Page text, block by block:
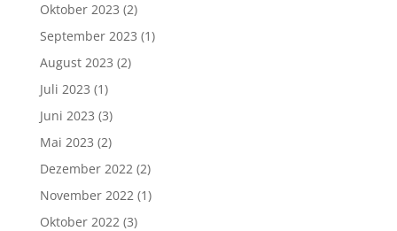
Oktober 2023 (2)
September 2023 (1)
August 2023 (2)
Juli 2023 (1)
Juni 2023 (3)
Mai 2023 (2)
Dezember 2022(2)
November 2022(1)
Oktober 2022(3)